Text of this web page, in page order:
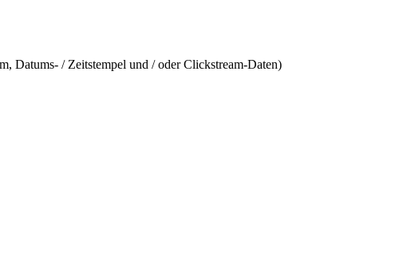
Datums- / Zeitstempel und / oder Clickstream-Daten)